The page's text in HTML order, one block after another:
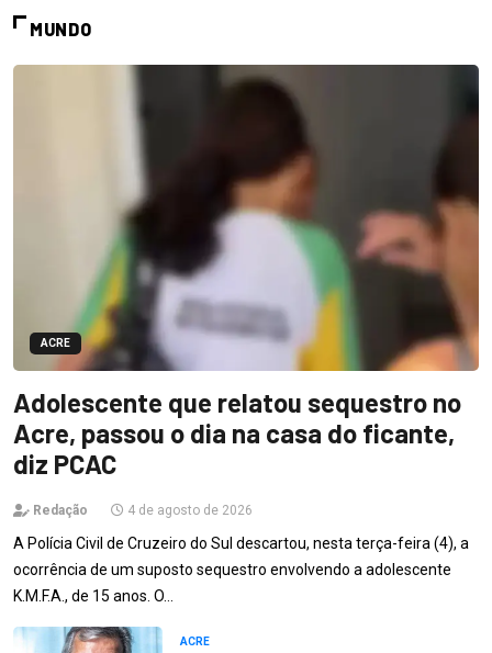
MUNDO
ACRE
Adolescente que relatou sequestro no
Acre, passou o dia na casa do ficante,
diz PCAC
Redação 4 de agosto de 2026
A Polícia Civil de Cruzeiro do Sul descartou, nesta terça-feira (4), a
ocorrência de um suposto sequestro envolvendo a adolescente
K.M.F.A., de 15 anos. O…
ACRE